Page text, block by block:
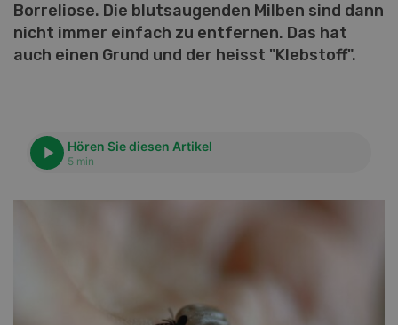
Borreliose. Die blutsaugenden Milben sind dann
nicht immer einfach zu entfernen. Das hat
auch einen Grund und der heisst "Klebstoff".
Hören Sie diesen Artikel
5 min